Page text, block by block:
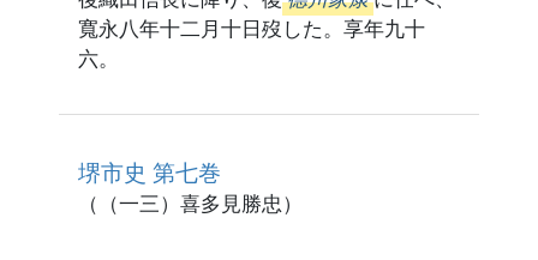
寬永八年十二月十日歿した。享年九十
六。
堺市史 第七巻
（（一三）喜多見勝忠）